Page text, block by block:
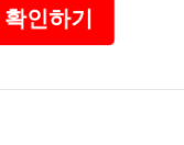
인하기